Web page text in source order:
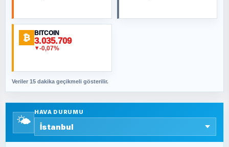
ORHAN KILIÇOĞLU
Fahişeye beyinli bir müstevli alçağına
SAVAŞ ŞAHİN
SEYFULLAH ÇİÇEK
₿ BITCOIN
3.035.709
▼-0,07%
Veriler 15 dakika geçikmeli gösterilir.
🌤️
HAVA DURUMU